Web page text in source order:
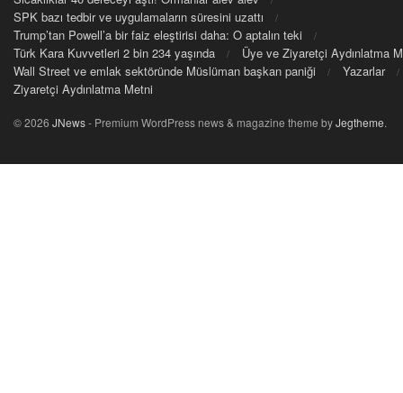
SPK bazı tedbir ve uygulamaların süresini uzattı
Trump’tan Powell’a bir faiz eleştirisi daha: O aptalın teki
Türk Kara Kuvvetleri 2 bin 234 yaşında
Üye ve Ziyaretçi Aydınlatma
Wall Street ve emlak sektöründe Müslüman başkan paniği
Yazarlar
Ziyaretçi Aydınlatma Metni
© 2026 JNews- Premium WordPress news & magazine theme byJegtheme.